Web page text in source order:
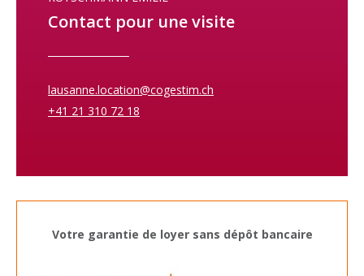
Contact pour une visite
lausanne.location@cogestim.ch
+41 21 310 72 18
Votre garantie de loyer sans dépôt bancaire